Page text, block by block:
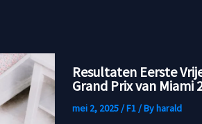
Resultaten Eerste
Grand Prix van Miami
mei 2, 2025 /F1/ Byharald